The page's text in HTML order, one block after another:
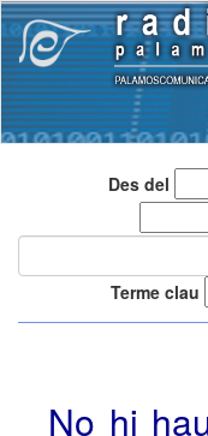
Des del
Terme clau
No hi